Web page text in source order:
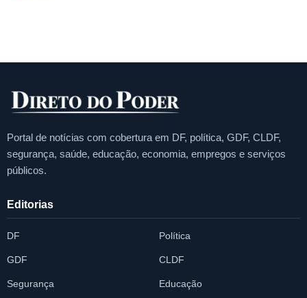
Portal de notícias com cobertura em DF, política, GDF, CLDF,
segurança, saúde, educação, economia, empregos e serviços
públicos.
Editorias
DF Política
GDF CLDF
Segurança Educação